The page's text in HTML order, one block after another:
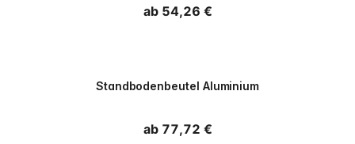
Normaler Preis
ab 54,26 €
Standbodenbeutel Aluminium
Normaler Preis
ab 77,72 €